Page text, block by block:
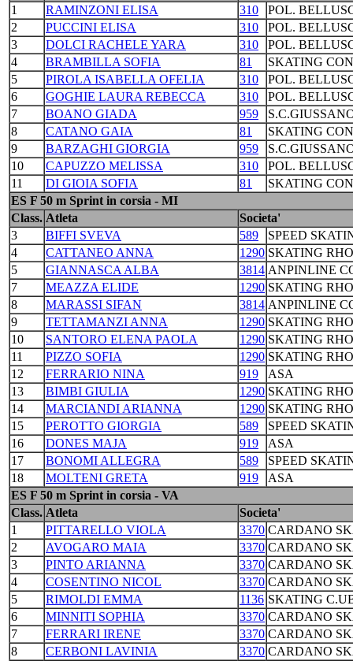
1
RAMINZONI ELISA 310
POL.
2
PUCCINI ELISA 310
POL.
3
DOLCI RACHELE YARA 310
POL.
4
BRAMBILLA SOFIA 81
SKATING
5
PIROLA ISABELLA OFELIA 310
POL.
6
GOGHIE LAURA REBECCA 310
POL.
7
BOANO GIADA 959
8
CATANO GAIA 81
SKATING
9
BARZAGHI GIORGIA 959
10
CAPUZZO MELISSA 310
POL.
11
DI GIOIA SOFIA 81
SKATING
ES F 50 m Sprint in corsia - MI
Class. Atleta
Societa'
3
BIFFI SVEVA 589
SPEED
4
CATTANEO ANNA 1290 SKATING RHO
5
GIANNASCA ALBA 3814 ANPINLINE
7
MEAZZA ELIDE 1290 SKATING RHO
8
MARASSI SIFAN 3814 ANPINLINE
9
TETTAMANZI ANNA 1290 SKATING RHO
10
SANTORO ELENA PAOLA 1290 SKATING RHO
11
PIZZO SOFIA 1290 SKATING RHO
12
FERRARIO NINA 919
ASA
13
BIMBI GIULIA 1290 SKATING RHO
14
MARCIANDI ARIANNA 1290 SKATING RHO
15
PEROTTO GIORGIA 589
SPEED
16
DONES MAJA 919
ASA
17
BONOMI ALLEGRA 589
SPEED
18
MOLTENI GRETA 919
ASA
ES F 50 m Sprint in corsia - VA
Class. Atleta
Societa'
1
PITTARELLO VIOLA 3370 CARDANO
2
AVOGARO MAIA 3370 CARDANO
3
PINTO ARIANNA 3370 CARDANO
4
COSENTINO NICOL 3370 CARDANO
5
RIMOLDI EMMA 1136 SKATING
6
MINNITI SOPHIA 3370 CARDANO
7
FERRARI IRENE 3370 CARDANO
8
CERBONI LAVINIA 3370 CARDANO